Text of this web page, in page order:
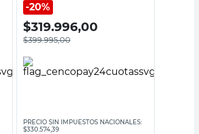
Emegé
20%
$319.996,00
$399.995,00
PRECIO SIN IMPUESTOS NACIONALES:
$330.574,39